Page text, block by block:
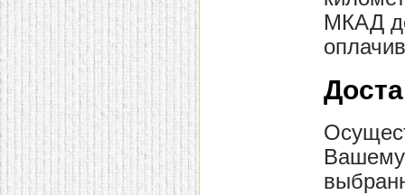
этот предмет можно
поставить у изголовья
кровати, чтобы заполнить
пустующее там
место. Также стеллажи
очень часто используют в
качестве разграничителей
комнаты, например, на
рабочую зону и
пространство для отдыха.
Особенно это актуально
для однокомнатных
квартир.
МКАД
Вашему